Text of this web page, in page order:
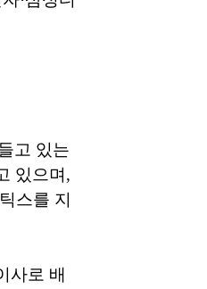
고 있는
있으며,
스를 지
사로 배